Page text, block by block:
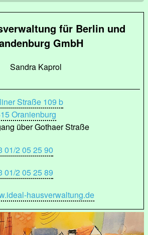
für Berlin und
GmbH
Sandra Kaprol
Straße 109 b
Oranienburg
über Gothaer Straße
01/2 05 25 90
01/2 05 25 89
hausverwaltung.de